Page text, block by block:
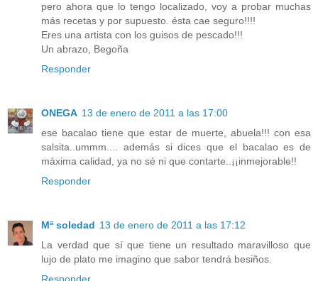
pero ahora que lo tengo localizado, voy a probar muchas
más recetas y por supuesto. ésta cae seguro!!!!
Eres una artista con los guisos de pescado!!!
Un abrazo, Begoña
Responder
ONEGA 13 de enero de 2011 a las 17:00
ese bacalao tiene que estar de muerte, abuela!!! con esa
salsita..ummm.... además si dices que el bacalao es de
máxima calidad, ya no sé ni que contarte..¡¡inmejorable!!
Responder
Mª soledad 13 de enero de 2011 a las 17:12
La verdad que sí que tiene un resultado maravilloso que
lujo de plato me imagino que sabor tendrá besiños.